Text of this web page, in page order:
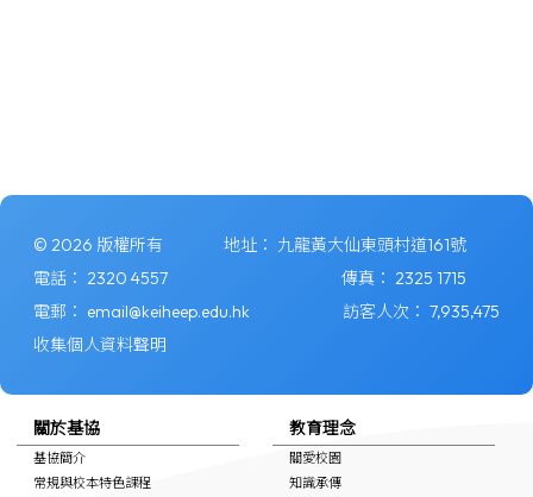
© 2026 版權所有 地址： 九龍黃大仙東頭村道161號
電話： 2320 4557 傳真： 2325 1715
電郵： email@keiheep.edu.hk 訪客人次： 7,935,475
收集個人資料聲明
關於基協
基協簡介
常規與校本特色課程
教育理念
關愛校園
知識承傳